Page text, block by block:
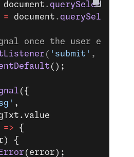
document . querySelector
= document . querySelector
once the user enters
( 'submit' , (
();
({
,
=> {
{
(error);